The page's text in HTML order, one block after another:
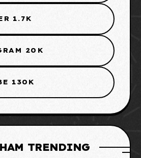
TWITTER 1.7K
INSTAGRAM 20K
YOUTUBE 130K
TRENDING